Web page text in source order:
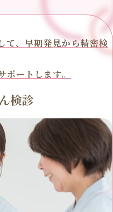
て、早期発見から精密検
ートします。
検診